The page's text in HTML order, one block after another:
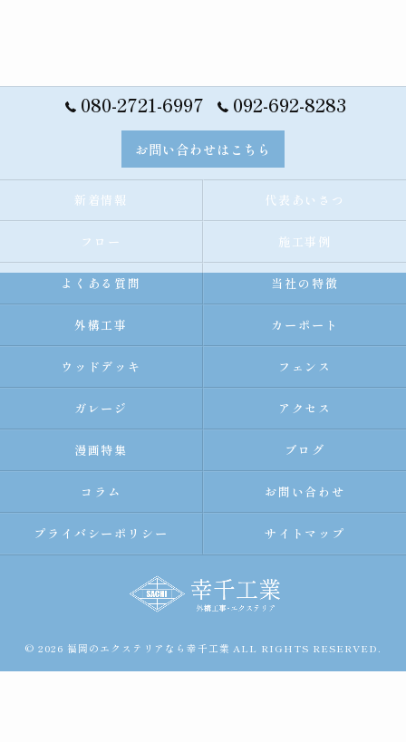
080-2721-6997 092-692-8283
お問い合わせはこちら
新着情報 代表あいさつ
フロー 施工事例
よくある質問 当社の特徴
外構工事 カーポート
ウッドデッキ フェンス
ガレージ アクセス
漫画特集 ブログ
コラム お問い合わせ
プライバシーポリシー サイトマップ
© 2026 福岡のエクステリアなら幸千工業 ALL RIGHTS RESERVED.